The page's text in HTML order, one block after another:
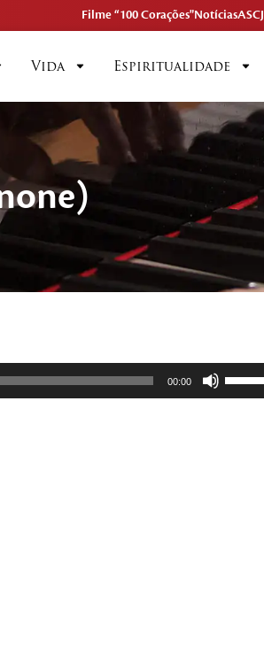
Filme “100 Corações"NotíciasASCJ
Vida Espiritualidade
00:00
Use
as